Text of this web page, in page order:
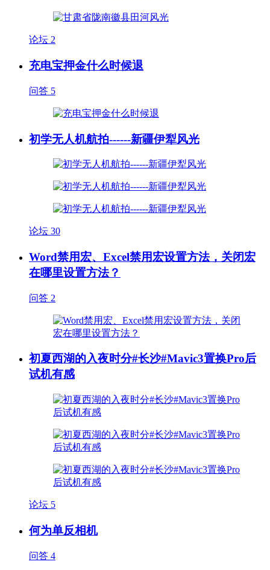
论坛 2
充电宝押金什么时候退
问答 5
初学无人机航拍------新疆伊犁风光
论坛 30
Word禁用宏、Excel禁用宏设置方法，关闭宏
在哪里设置方法？
问答 2
初夏西湖的入夜时分#长沙#Mavic3置换Pro后
试机有感
论坛 5
何为单反相机
问答 4